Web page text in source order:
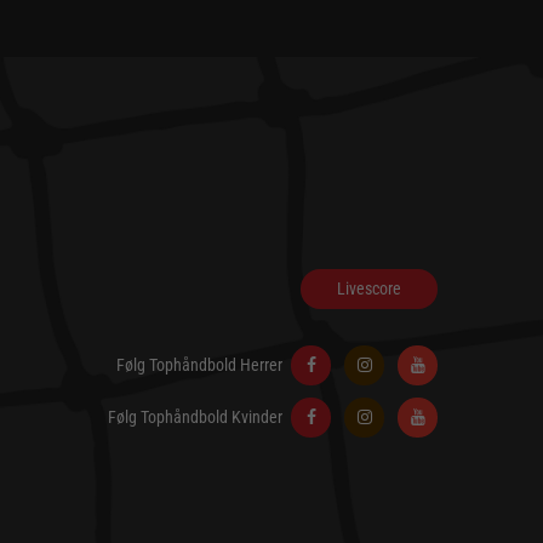
Livescore
Følg Tophåndbold Herrer
Følg Tophåndbold Kvinder